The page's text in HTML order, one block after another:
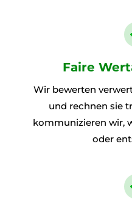
Faire
Wir bewerten
und rechnen sie
kommunizieren wir,
oder